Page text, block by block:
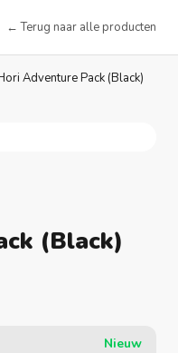
← Terug naar alle producten
Adventure Pack (Black)
(Black)
Nieuw